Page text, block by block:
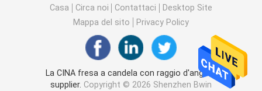
Fresa a testa sferica in metallo duro
Fresa frontale con raggio d'angolo
Fresa in alluminio
Casa Circa noi Contattaci
Desktop Site
Mappa del sito
Privacy Policy
La CINA fresa a candela con raggio d'angolo
supplier. Copyright © 2026 Shenzhen Bwin